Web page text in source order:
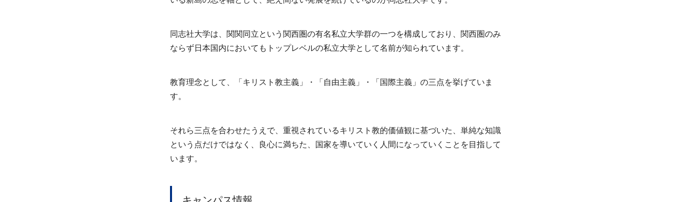
同志社大学は、関関同立という関西圏の有名私立大学群の一つを構成しており、関西圏のみ
ならず日本国内においてもトップレベルの私立大学として名前が知られています。
教育理念として、「キリスト教主義」・「自由主義」・「国際主義」の三点を挙げていま
す。
それら三点を合わせたうえで、重視されているキリスト教的価値観に基づいた、単純な知識
という点だけではなく、良心に満ちた、国家を導いていく人間になっていくことを目指して
います。